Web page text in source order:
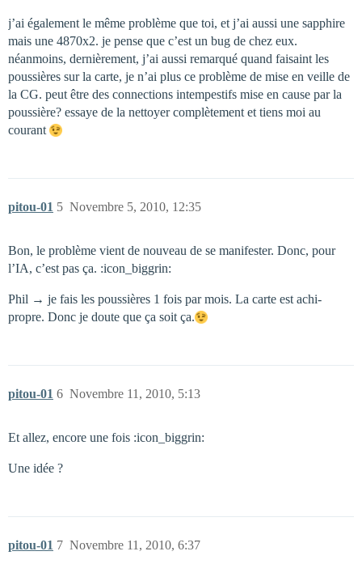
j’ai également le même problème que toi, et j’ai aussi une sapphire
mais une 4870x2. je pense que c’est un bug de chez eux.
néanmoins, dernièrement, j’ai aussi remarqué quand faisaint les
poussières sur la carte, je n’ai plus ce problème de mise en veille de
la CG. peut être des connections intempestifs mise en cause par la
poussière? essaye de la nettoyer complètement et tiens moi au
courant
pitou-01 Novembre 5, 2010, 12:35
5
Bon, le problème vient de nouveau de se manifester. Donc, pour
l’IA, c’est pas ça. :icon_biggrin:
Phil → je fais les poussières 1 fois par mois. La carte est achi-
propre. Donc je doute que ça soit ça.
pitou-01 Novembre 11, 2010, 5:13
6
Et allez, encore une fois :icon_biggrin:
Une idée ?
pitou-01 Novembre 11, 2010, 6:37
7